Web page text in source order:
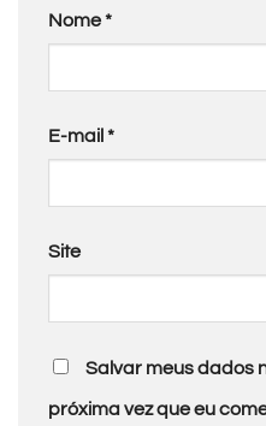
Nome*
E-mail *
Site
Salvar meus dados
próxima vez que eu